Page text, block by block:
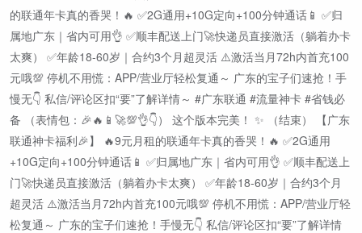
的联通年卡真的香哭！🔥 ✅2G通用+10G定向+100分钟通话📱 ✅归
属地广东｜省内可用👌 ✅顺丰配送上门🚀快递员直接激活（躺着办卡
太爽） ✅年龄18-60岁｜合约3个月超灵活 ⚠️激活当月72h内首充100
元哦💯 停机不用慌：APP/营业厅轻松复通～ 广东的宝子们速抢！手
慢无👇 私信/评论区扣“要”了解详情～ #广东联通 #流量神卡 #省钱必
备 （表情包：🎉🔥📱🚀💯👌👇） 这个版本完美！ ✨ （结束） 【广东
联通神卡福利🎉】 🔥9元月租的联通年卡真的香哭！🔥 ✅2G通用
+10G定向+100分钟通话📱 ✅归属地广东｜省内可用👌 ✅顺丰配送上
门🚀快递员直接激活（躺着办卡太爽） ✅年龄18-60岁｜合约3个月
超灵活 ⚠️激活当月72h内首充100元哦💯 停机不用慌：APP/营业厅轻
松复通～ 广东的宝子们速抢！手慢无👇 私信/评论区扣“要”了解详情